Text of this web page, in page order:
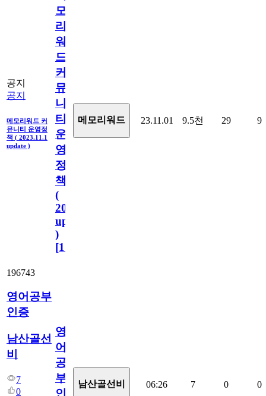
공지
공지
메모리워드 커
뮤니티 운영정
책 ( 2023.11.1
update )
모
리
워
드
커
뮤
니
티
운
영
정
책
(
2023.11.1
update
)
[110
메모리워드 23.11.01 9.5천 29 9
196743
영어공부
인증
남산골선
비
7
0
영
어
공
부
남산골선비 06:26 7 0 0